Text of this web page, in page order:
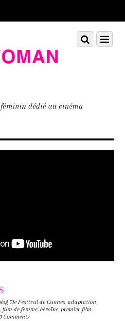
dédié au cinéma
Menu
Scroll
down
71e Festival de Cannes,adaptation,
, film de femme,héroïne,premier film,
Comments